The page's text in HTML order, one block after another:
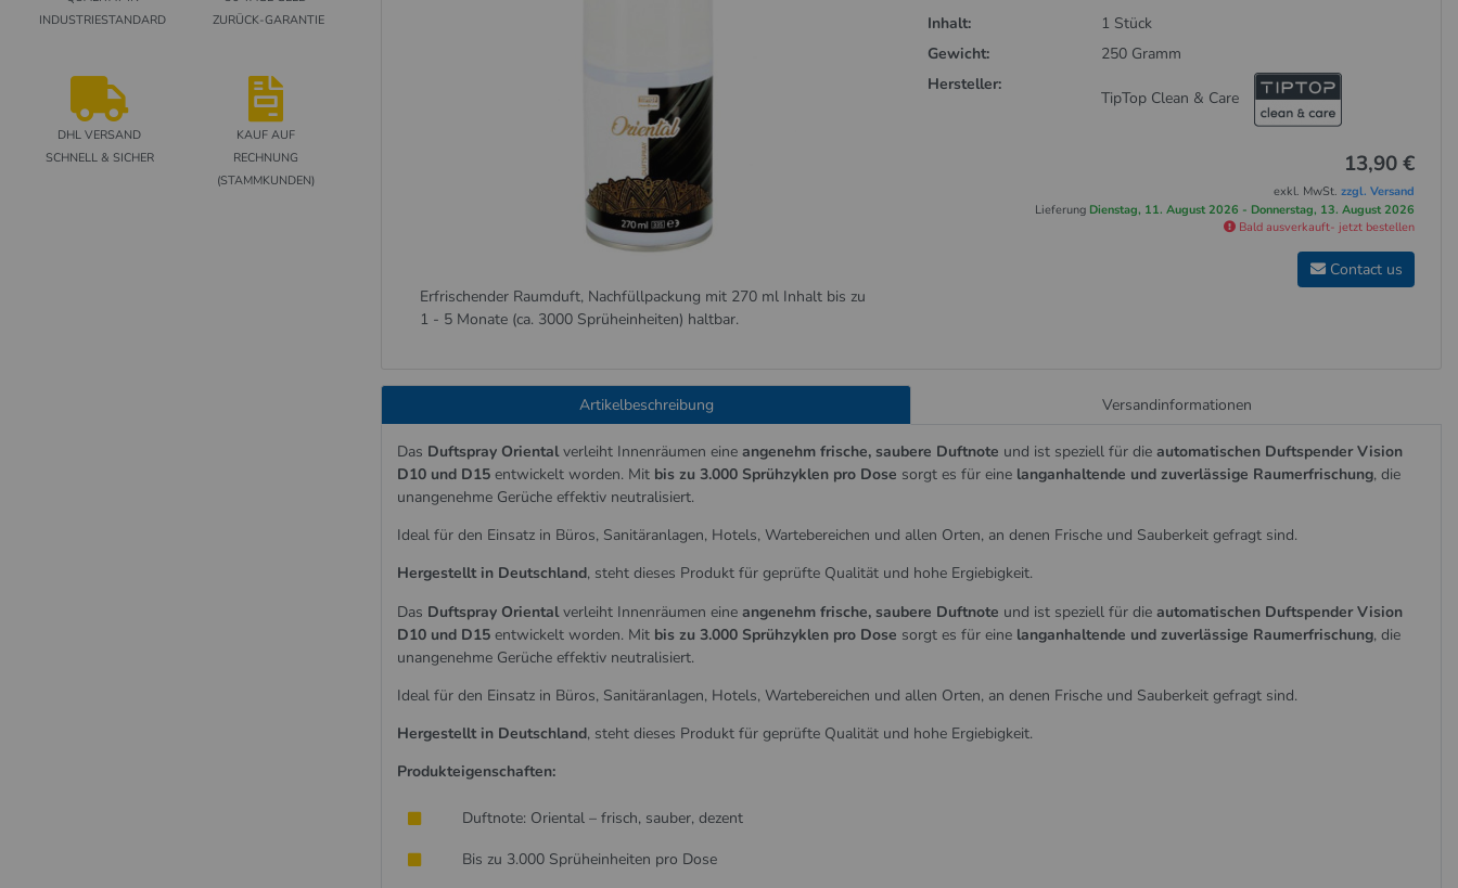
Erfrischender Raumduft, Nachfüllpackung mit 270 ml Inhalt bis zu
1 - 5 Monate (ca. 3000 Sprüheinheiten) haltbar.
Inhalt:
1 Stück
Gewicht:
250 Gramm
Hersteller:
TipTop Clean & Care
13,90 €
exkl. MwSt.zzgl. Versand
Lieferung Dienstag, 11. August 2026 - Donnerstag, 13. August 2026
Bald ausverkauft- jetzt bestellen
Contact us
Artikelbeschreibung Versandinformationen
Das Duftspray Orientalverleiht Innenräumen eineangenehm frische, saubere Duftnote und ist speziell für dieautomatischen Duftspender Vision
D10 und D15 entwickelt worden. Mit bis zu 3.000 Sprühzyklen pro Dose sorgt es für eine langanhaltende und zuverlässige Raumerfrischung, die
unangenehme Gerüche effektiv neutralisiert.
Ideal für den Einsatz in Büros, Sanitäranlagen, Hotels, Wartebereichen und allen Orten, an denen Frische und Sauberkeit gefragt sind.
Hergestellt in Deutschland, steht dieses Produkt für geprüfte Qualität und hohe Ergiebigkeit.
Das Duftspray Orientalverleiht Innenräumen eineangenehm frische, saubere Duftnote und ist speziell für dieautomatischen Duftspender Vision
D10 und D15 entwickelt worden. Mit bis zu 3.000 Sprühzyklen pro Dose sorgt es für eine langanhaltende und zuverlässige Raumerfrischung, die
unangenehme Gerüche effektiv neutralisiert.
Ideal für den Einsatz in Büros, Sanitäranlagen, Hotels, Wartebereichen und allen Orten, an denen Frische und Sauberkeit gefragt sind.
Hergestellt in Deutschland, steht dieses Produkt für geprüfte Qualität und hohe Ergiebigkeit.
Produkteigenschaften:
Duftnote: Oriental – frisch, sauber, dezent
Bis zu 3.000 Sprüheinheiten pro Dose
INDUSTRIESTANDARD
ZURÜCK-GARANTIE
DHL VERSAND
SCHNELL & SICHER
KAUF AUF
RECHNUNG
(STAMMKUNDEN)